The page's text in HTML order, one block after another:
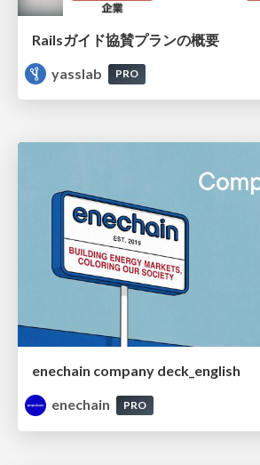
Railsガイド協賛プランの概要
yasslab
PRO
enechain company deck_english
enechain
PRO